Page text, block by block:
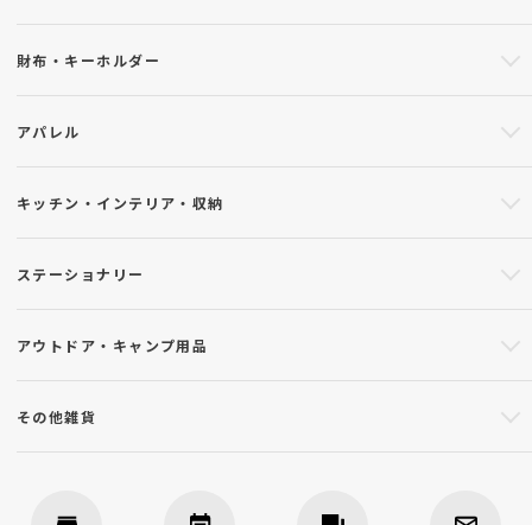
財布・キーホルダー
アパレル
キッチン・インテリア・収納
ステーショナリー
アウトドア・キャンプ用品
その他雑貨